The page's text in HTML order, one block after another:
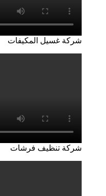
شركة غسيل المكيفات
شركة تنظيف فرشات